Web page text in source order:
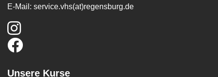
E-Mail: service.vhs(at)regensburg.de
Unsere Kurse